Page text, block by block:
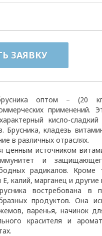
ЗАЯВКУ
оптом – (20
применений.
кисло-
Брусника, кладезь
в различных отраслях.
ценным источником
и
радикалов.
калий, марганец и
востребована в
продуктов. Она
варенья, начинок
красителя и